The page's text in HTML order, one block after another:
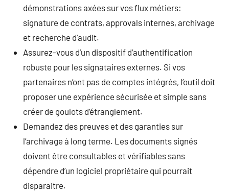
démonstrations axées sur vos flux métiers:
signature de contrats, approvals internes, archivage
et recherche d’audit.
Assurez-vous d’un dispositif d’authentification
robuste pour les signataires externes. Si vos
partenaires n’ont pas de comptes intégrés, l’outil doit
proposer une expérience sécurisée et simple sans
créer de goulots d’étranglement.
Demandez des preuves et des garanties sur
l’archivage à long terme. Les documents signés
doivent être consultables et vérifiables sans
dépendre d’un logiciel propriétaire qui pourrait
disparaitre.